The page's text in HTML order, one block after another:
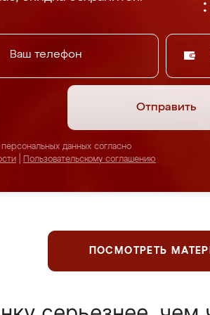
Отправить
данных согласно
Пользовательскому соглашению
ПОСМОТРЕТЬ